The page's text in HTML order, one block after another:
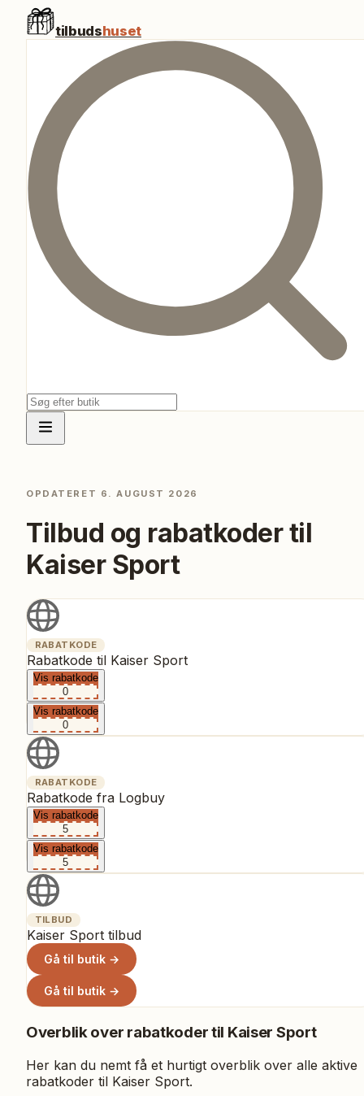
tilbudshuset
OPDATERET 6. AUGUST 2026
Tilbud og rabatkoder til
Kaiser Sport
RABATKODE
Rabatkode til Kaiser Sport
Vis rabatkode
0
Vis rabatkode
0
RABATKODE
Rabatkode fra Logbuy
Vis rabatkode
5
Vis rabatkode
5
TILBUD
Kaiser Sport tilbud
Gå til butik →
Gå til butik →
Overblik over rabatkoder til Kaiser Sport
Her kan du nemt få et hurtigt overblik over alle aktive
rabatkoder til Kaiser Sport.